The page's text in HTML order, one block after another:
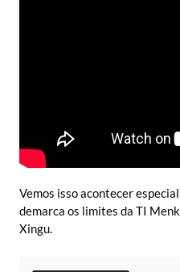
Vemos isso acontecer
demarca os limites da TI
Xingu.